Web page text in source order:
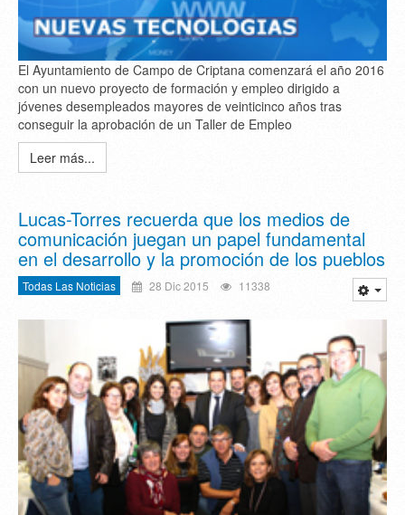
El Ayuntamiento de Campo de Criptana comenzará el año 2016
con un nuevo proyecto de formación y empleo dirigido a
jóvenes desempleados mayores de veinticinco años tras
conseguir la aprobación de un Taller de Empleo
Leer más...
Lucas-Torres recuerda que los medios de
comunicación juegan un papel fundamental
en el desarrollo y la promoción de los pueblos
Todas Las Noticias 28 Dic 2015 11338